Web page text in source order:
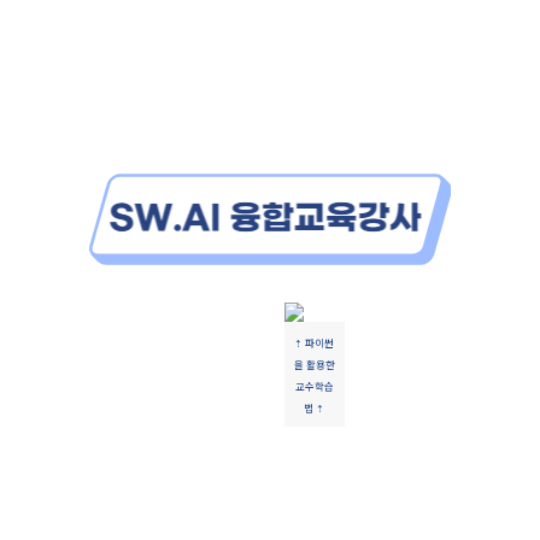
⇡ 파이썬
을 활용한
교수학습
법 ⇡